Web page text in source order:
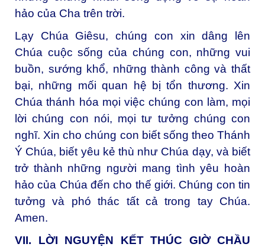
hảo của Cha trên trời.
Lạy Chúa Giêsu, chúng con xin dâng lên
Chúa cuộc sống của chúng con, những vui
buồn, sướng khổ, những thành công và thất
bại, những mối quan hệ bị tổn thương. Xin
Chúa thánh hóa mọi việc chúng con làm, mọi
lời chúng con nói, mọi tư tưởng chúng con
nghĩ. Xin cho chúng con biết sống theo Thánh
Ý Chúa, biết yêu kẻ thù như Chúa dạy, và biết
trở thành những người mang tình yêu hoàn
hảo của Chúa đến cho thế giới. Chúng con tin
tưởng và phó thác tất cả trong tay Chúa.
Amen.
VII. LỜI NGUYỆN KẾT THÚC GIỜ CHẦU